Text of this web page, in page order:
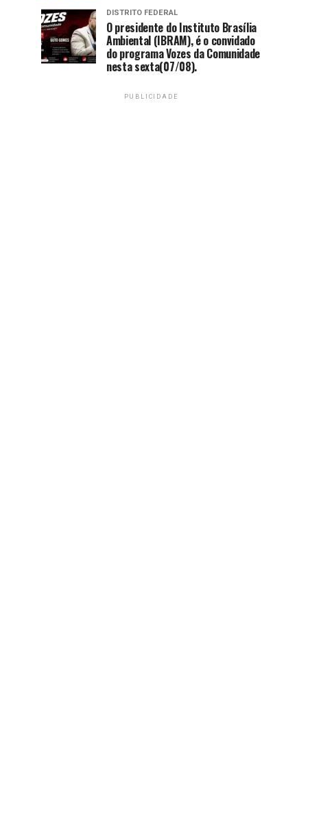
DISTRITO FEDERAL
O presidente do Instituto Brasília
Ambiental (IBRAM), é o convidado
do programa Vozes da Comunidade
nesta sexta(07/08).
PUBLICIDADE